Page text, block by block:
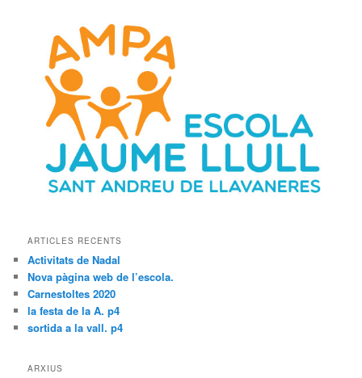
ARTICLES RECENTS
Activitats de Nadal
Nova pàgina web de l’escola.
Carnestoltes 2020
la festa de la A. p4
sortida a la vall. p4
ARXIUS